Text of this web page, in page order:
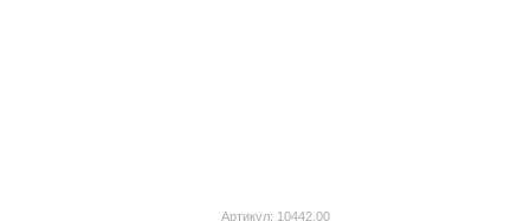
Артикул: 10442.00